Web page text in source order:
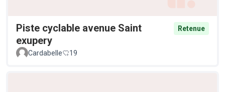
Piste cyclable avenue Saint
exupery
Retenue
Cardabelle 19